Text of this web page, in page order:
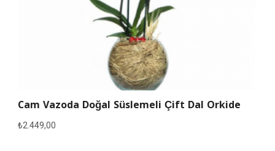
Cam Vazoda Doğal Süslemeli Çift Dal Orkide
₺2.449,00